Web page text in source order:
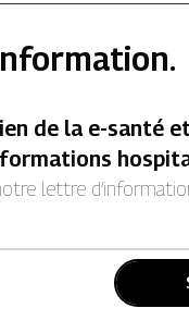
de la e-santé
lettre